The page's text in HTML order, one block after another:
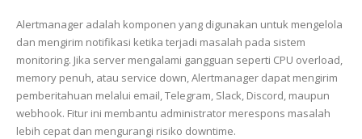
Alertmanager adalah komponen yang digunakan untuk mengelola
dan mengirim notifikasi ketika terjadi masalah pada sistem
monitoring. Jika server mengalami gangguan seperti CPU overload,
memory penuh, atau service down, Alertmanager dapat mengirim
pemberitahuan melalui email, Telegram, Slack, Discord, maupun
webhook. Fitur ini membantu administrator merespons masalah
lebih cepat dan mengurangi risiko downtime.